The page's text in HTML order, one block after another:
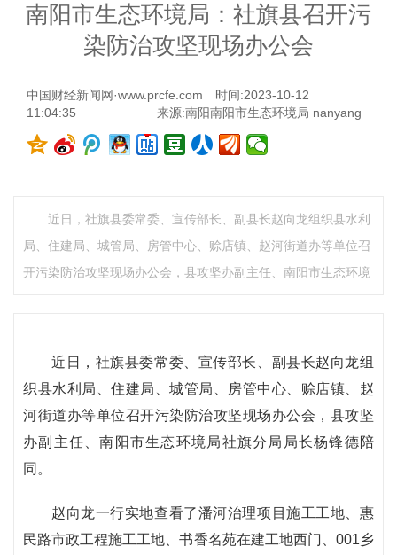
南阳市生态环境局：社旗县召开污
染防治攻坚现场办公会
中国财经新闻网·www.prcfe.com
时间:2023-10-12
11:04:35
来源:南阳南阳市生态环境局 nanyang
近日，社旗县委常委、宣传部长、副县长赵向龙组织县水利
局、住建局、城管局、房管中心、赊店镇、赵河街道办等单位召
开污染防治攻坚现场办公会，县攻坚办副主任、南阳市生态环境
近日，社旗县委常委、宣传部长、副县长赵向龙组
织县水利局、住建局、城管局、房管中心、赊店镇、赵
河街道办等单位召开污染防治攻坚现场办公会，县攻坚
办副主任、南阳市生态环境局社旗分局局长杨锋德陪
同。
赵向龙一行实地查看了潘河治理项目施工工地、惠
民路市政工程施工工地、书香名苑在建工地西门、001乡